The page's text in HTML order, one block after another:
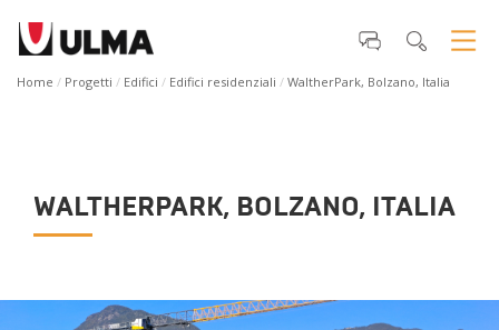
Home Progetti Edifici Edifici residenziali WaltherPark, Bolzano, Italia
WALTHERPARK, BOLZANO, ITALIA